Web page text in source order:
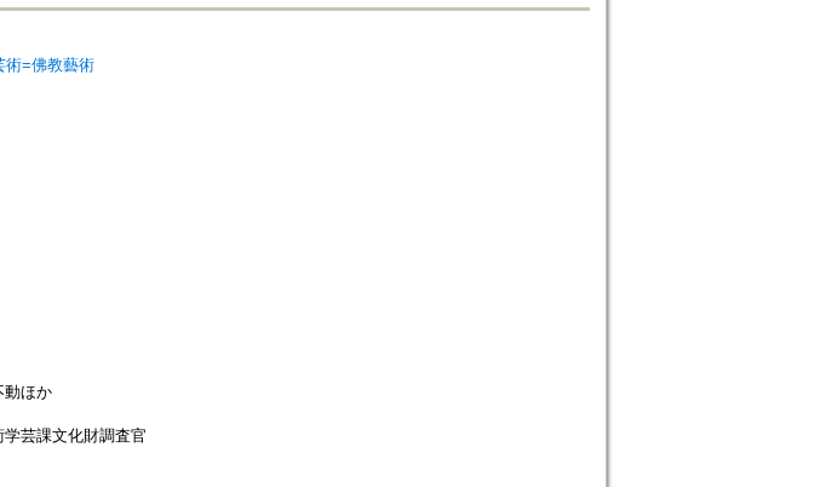
術=佛教藝術
動ほか
芸課文化財調査官